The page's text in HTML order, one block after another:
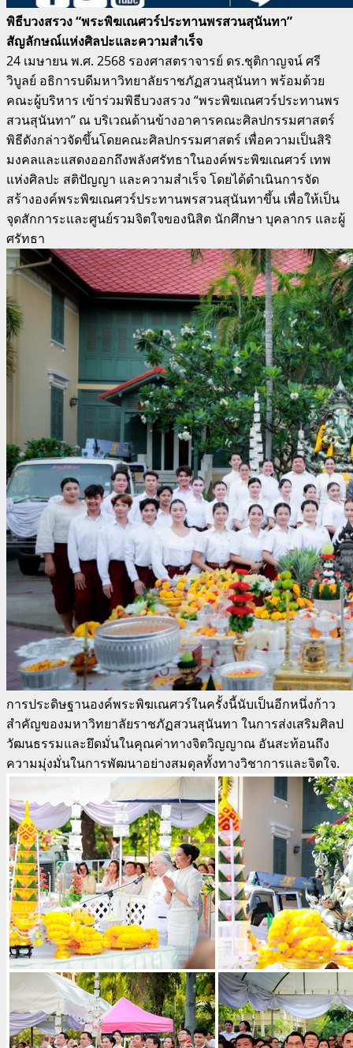
พิธีบวงสรวง “พระพิฆเณศวร์ประทานพรสวนสุนันทา”
สัญลักษณ์แห่งศิลปะและความสำเร็จ
24 เมษายน พ.ศ. 2568 รองศาสตราจารย์ ดร.ชุติกาญจน์ ศรี
วิบูลย์ อธิการบดีมหาวิทยาลัยราชภัฏสวนสุนันทา พร้อมด้วย
คณะผู้บริหาร เข้าร่วมพิธีบวงสรวง “พระพิฆเณศวร์ประทานพร
สวนสุนันทา” ณ บริเวณด้านข้างอาคารคณะศิลปกรรมศาสตร์
พิธีดังกล่าวจัดขึ้นโดยคณะศิลปกรรมศาสตร์ เพื่อความเป็นสิริ
มงคลและแสดงออกถึงพลังศรัทธาในองค์พระพิฆเณศวร์ เทพ
แห่งศิลปะ สติปัญญา และความสำเร็จ โดยได้ดำเนินการจัด
สร้างองค์พระพิฆเณศวร์ประทานพรสวนสุนันทาขึ้น เพื่อให้เป็น
จุดสักการะและศูนย์รวมจิตใจของนิสิต นักศึกษา บุคลากร และผู้
ศรัทธา
การประดิษฐานองค์พระพิฆเณศวร์ในครั้งนี้นับเป็นอีกหนึ่งก้าว
สำคัญของมหาวิทยาลัยราชภัฏสวนสุนันทา ในการส่งเสริมศิลป
วัฒนธรรมและยึดมั่นในคุณค่าทางจิตวิญญาณ อันสะท้อนถึง
ความมุ่งมั่นในการพัฒนาอย่างสมดุลทั้งทางวิชาการและจิตใจ.